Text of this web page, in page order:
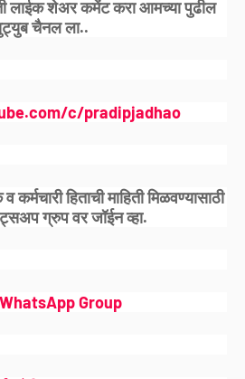
लाईक शेअर कमेंट करा आमच्या पुढील
चैनल ला..
c/pradipjadhao
हिताची माहिती मिळवण्यासाठी
ग्रुप वर जॉईन व्हा.
Group